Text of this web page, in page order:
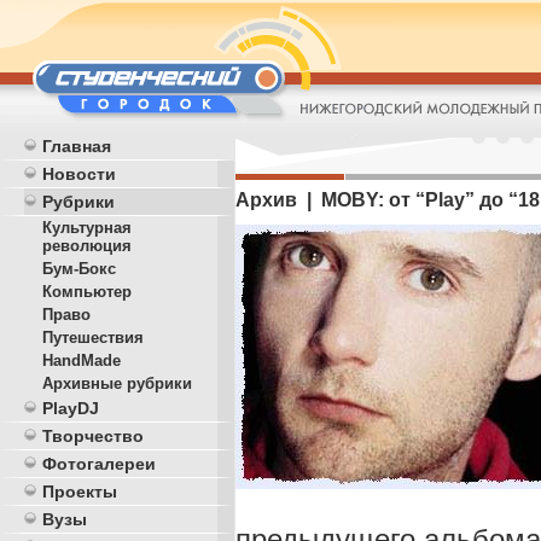
Главная
Новости
Рубрики
Культурная
революция
Бум-Бокс
Компьютер
Право
Путешествия
HandMade
Архивные рубрики
PlayDJ
Творчество
Фотогалереи
Проекты
Вузы
Архив | MOBY: от “Play” до